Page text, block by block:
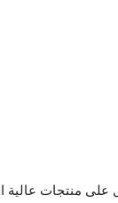
منتجات عالية